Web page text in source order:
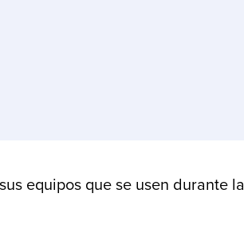
equipos que se usen durante la